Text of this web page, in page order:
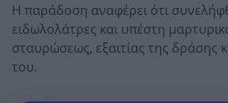
Η παράδοση αναφέρει ότι
ειδωλολάτρες και υπέστη
σταυρώσεως, εξαιτίας της δράσης
του.